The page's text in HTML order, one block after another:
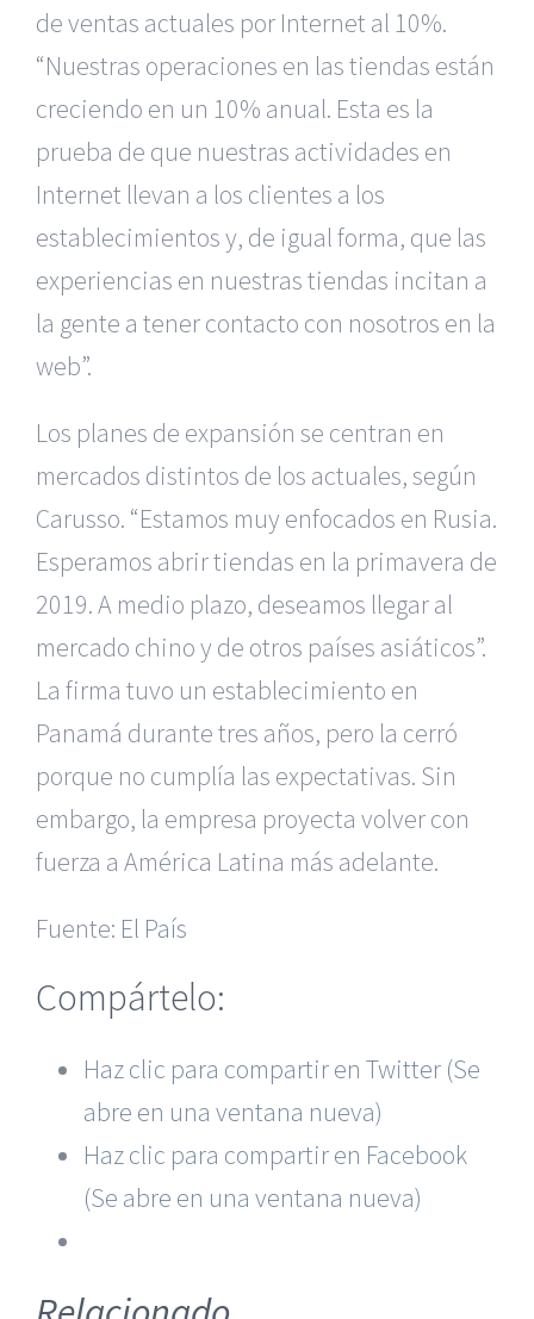
de ventas actuales por Internet al 10%.
“Nuestras operaciones en las tiendas están
creciendo en un 10% anual. Esta es la
prueba de que nuestras actividades en
Internet llevan a los clientes a los
establecimientos y, de igual forma, que las
experiencias en nuestras tiendas incitan a
la gente a tener contacto con nosotros en la
web”.
Los planes de expansión se centran en
mercados distintos de los actuales, según
Carusso. “Estamos muy enfocados en Rusia.
Esperamos abrir tiendas en la primavera de
2019. A medio plazo, deseamos llegar al
mercado chino y de otros países asiáticos”.
La firma tuvo un establecimiento en
Panamá durante tres años, pero la cerró
porque no cumplía las expectativas. Sin
embargo, la empresa proyecta volver con
fuerza a América Latina más adelante.
Fuente: El País
Compártelo:
Haz clic para compartir en Twitter (Se
abre en una ventana nueva)
Haz clic para compartir en Facebook
(Se abre en una ventana nueva)
Recursos Administrativos BGD Abogados Murcia |
Abogados Alicante|BGD Abogados Madrid
Abogados |
Servicios de nuestra Firma |Formación para Ejecutivos
© Copyright 2010 -2026 |